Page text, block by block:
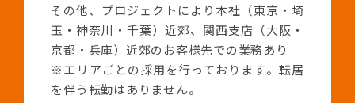
その他、プロジェクトにより本社（東京・埼
玉・神奈川・千葉）近郊、関西支店（大阪・
京都・兵庫）近郊のお客様先での業務あり
※エリアごとの採用を行っております。転居
を伴う転勤はありません。